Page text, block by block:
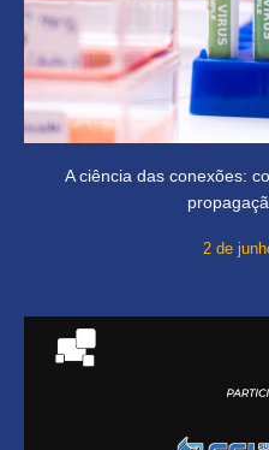
A ciência das conexões:
2 de